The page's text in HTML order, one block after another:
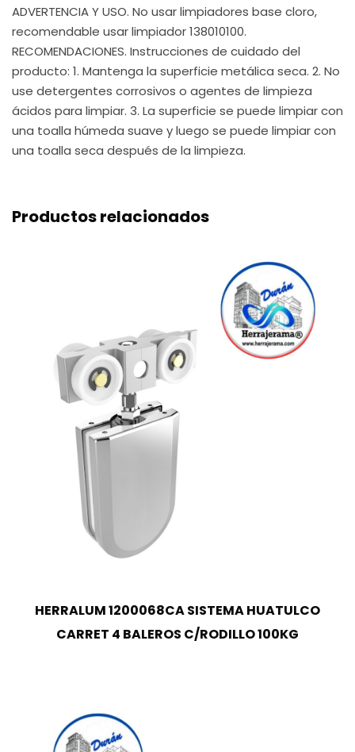
ADVERTENCIA Y USO. No usar limpiadores base cloro,
recomendable usar limpiador 138010100.
RECOMENDACIONES. Instrucciones de cuidado del
producto: 1. Mantenga la superficie metálica seca. 2. No
use detergentes corrosivos o agentes de limpieza
ácidos para limpiar. 3. La superficie se puede limpiar con
una toalla húmeda suave y luego se puede limpiar con
una toalla seca después de la limpieza.
Productos relacionados
HERRALUM 1200068CA SISTEMA HUATULCO
CARRET 4 BALEROS C/RODILLO 100KG